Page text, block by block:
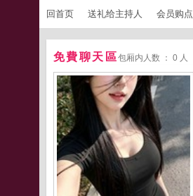
回首页 送礼给主持人 会员购点
免費聊天區包厢内人数 ： 0 人